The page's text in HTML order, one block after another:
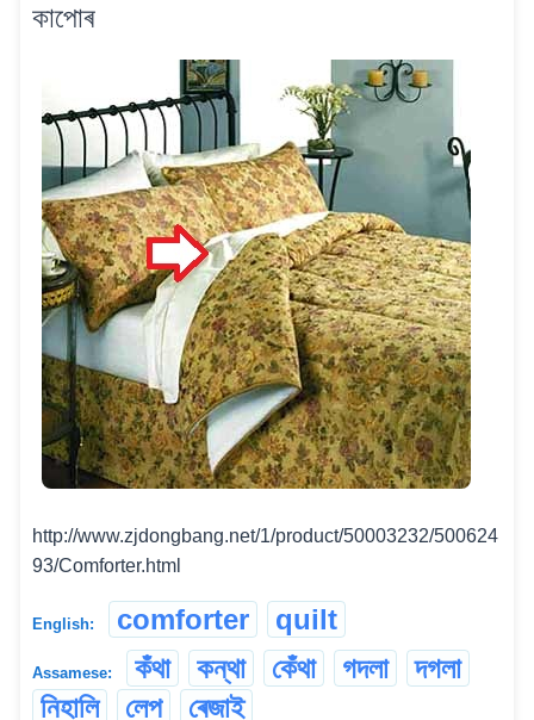
কাপোৰ
http://www.zjdongbang.net/1/product/50003232/500624
93/Comforter.html
English: comforter quilt
Assamese: কঁথা কন্থা কেঁথা গদলা
দগলা
নিহালি
লেপ ৰেজাই